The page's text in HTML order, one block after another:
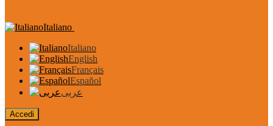
Italiano
Italiano
English
Français
Español
عربى
Accedi